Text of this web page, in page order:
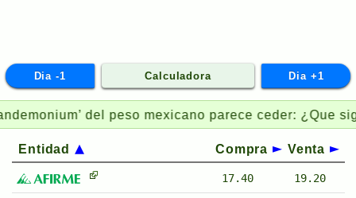
Dia -1 Calculadora Dia +1
​​del peso mexicano parece ceder: ¿Que
Entidad Compra Venta
17.40 19.20